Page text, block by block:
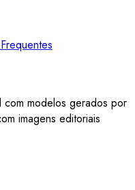
modelos gerados por
imagens editoriais